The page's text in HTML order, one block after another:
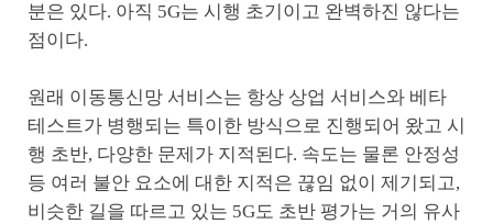
분은 있다. 아직 5G는 시행 초기이고 완벽하진 않다는
점이다.
원래 이동통신망 서비스는 항상 상업 서비스와 베타
테스트가 병행되는 특이한 방식으로 진행되어 왔고 시
행 초반, 다양한 문제가 지적된다. 속도는 물론 안정성
등 여러 불안 요소에 대한 지적은 끊임 없이 제기되고,
비슷한 길을 따르고 있는 5G도 초반 평가는 거의 유사